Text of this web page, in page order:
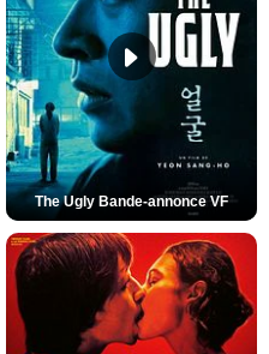
The Ugly Bande-annonce VF